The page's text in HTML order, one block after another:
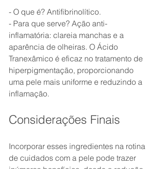
- O que é? Antifibrinolítico.
- Para que serve? Ação anti-
inflamatória: clareia manchas e a
aparência de olheiras. O Ácido
Tranexâmico é eficaz no tratamento de
hiperpigmentação, proporcionando
uma pele mais uniforme e reduzindo a
inflamação.
Considerações Finais
Incorporar esses ingredientes na rotina
de cuidados com a pele pode trazer